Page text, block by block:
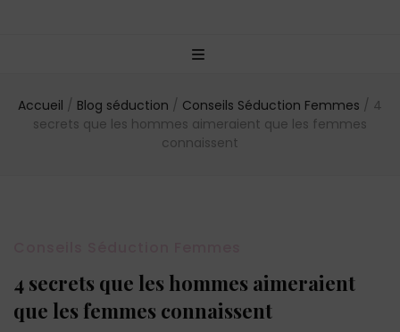
Accueil / Blog séduction / Conseils Séduction Femmes / 4
secrets que les hommes aimeraient que les femmes
connaissent
4 secrets que les hommes aimeraient
que les femmes connaissent